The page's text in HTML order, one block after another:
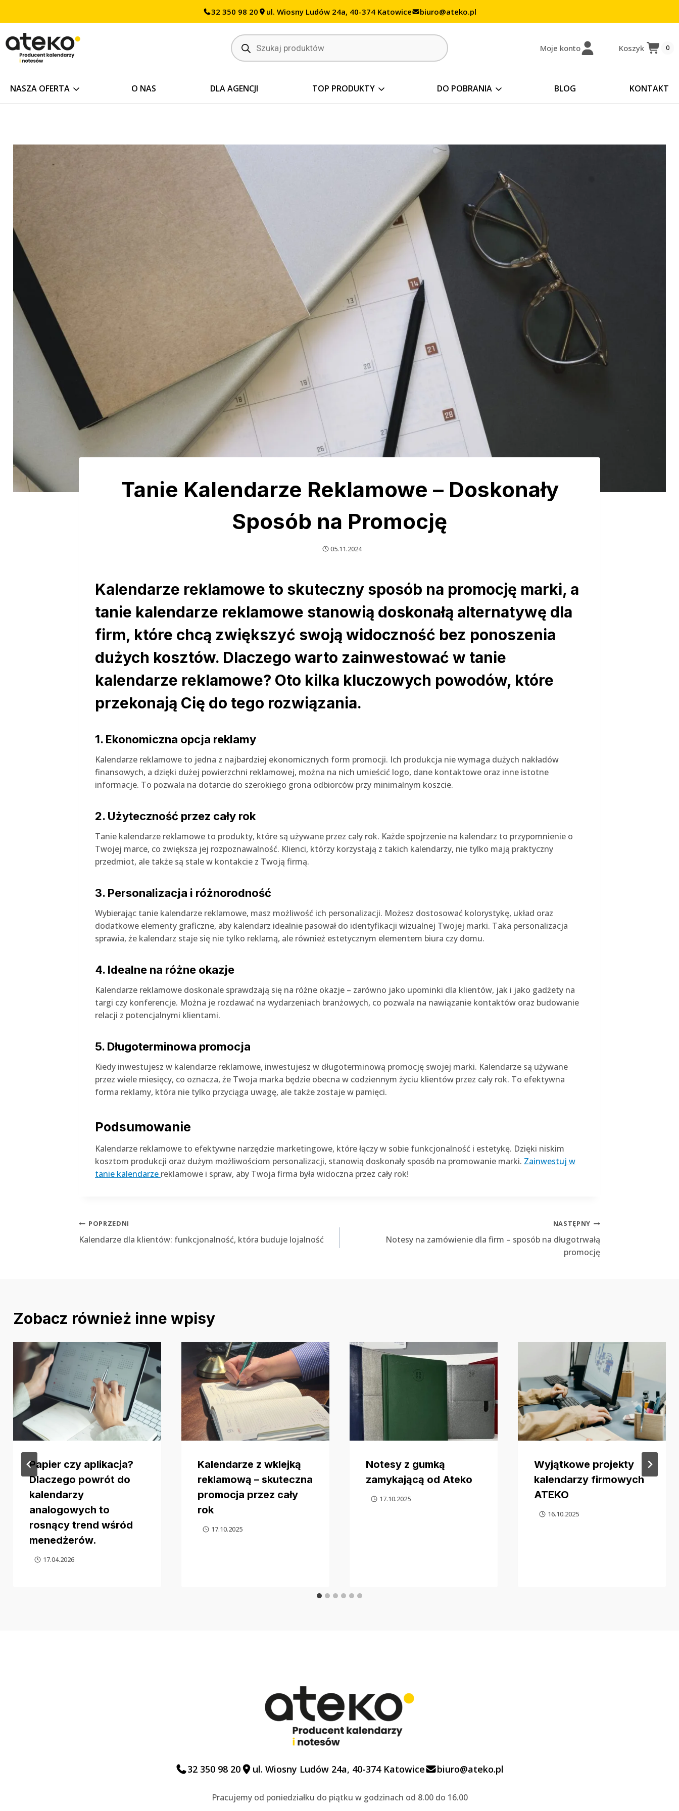
32 350 98 20 ul. Wiosny Ludów 24a, 40-374 Katowice biuro@ateko.pl
Wyszukiwarka
produktów Moje konto Koszyk 0
NASZA OFERTA O NAS DLA AGENCJI TOP PRODUKTY DO POBRANIA BLOG KONTAKT
Tanie Kalendarze Reklamowe – Doskonały
Sposób na Promocję
05.11.2024
Kalendarze reklamowe to skuteczny sposób na promocję marki, a
tanie kalendarze reklamowe stanowią doskonałą alternatywę dla
firm, które chcą zwiększyć swoją widoczność bez ponoszenia
dużych kosztów. Dlaczego warto zainwestować w tanie
kalendarze reklamowe? Oto kilka kluczowych powodów, które
przekonają Cię do tego rozwiązania.
1. Ekonomiczna opcja reklamy
Kalendarze reklamowe to jedna z najbardziej ekonomicznych form promocji. Ich produkcja nie wymaga dużych nakładów
finansowych, a dzięki dużej powierzchni reklamowej, można na nich umieścić logo, dane kontaktowe oraz inne istotne
informacje. To pozwala na dotarcie do szerokiego grona odbiorców przy minimalnym koszcie.
2. Użyteczność przez cały rok
Tanie kalendarze reklamowe to produkty, które są używane przez cały rok. Każde spojrzenie na kalendarz to przypomnienie o
Twojej marce, co zwiększa jej rozpoznawalność. Klienci, którzy korzystają z takich kalendarzy, nie tylko mają praktyczny
przedmiot, ale także są stale w kontakcie z Twoją firmą.
3. Personalizacja i różnorodność
Wybierając tanie kalendarze reklamowe, masz możliwość ich personalizacji. Możesz dostosować kolorystykę, układ oraz
dodatkowe elementy graficzne, aby kalendarz idealnie pasował do identyfikacji wizualnej Twojej marki. Taka personalizacja
sprawia, że kalendarz staje się nie tylko reklamą, ale również estetycznym elementem biura czy domu.
4. Idealne na różne okazje
Kalendarze reklamowe doskonale sprawdzają się na różne okazje – zarówno jako upominki dla klientów, jak i jako gadżety na
targi czy konferencje. Można je rozdawać na wydarzeniach branżowych, co pozwala na nawiązanie kontaktów oraz budowanie
relacji z potencjalnymi klientami.
5. Długoterminowa promocja
Kiedy inwestujesz w kalendarze reklamowe, inwestujesz w długoterminową promocję swojej marki. Kalendarze są używane
przez wiele miesięcy, co oznacza, że Twoja marka będzie obecna w codziennym życiu klientów przez cały rok. To efektywna
forma reklamy, która nie tylko przyciąga uwagę, ale także zostaje w pamięci.
Podsumowanie
Kalendarze reklamowe to efektywne narzędzie marketingowe, które łączy w sobie funkcjonalność i estetykę. Dzięki niskim
kosztom produkcji oraz dużym możliwościom personalizacji, stanowią doskonały sposób na promowanie marki. Zainwestuj w
tanie kalendarze reklamowe i spraw, aby Twoja firma była widoczna przez cały rok!
Nawigacja
POPRZEDNI
Kalendarze dla klientów: funkcjonalność, która buduje lojalność
NASTĘPNY
Notesy na zamówienie dla firm – sposób na długotrwałą
promocję
Zobacz również inne wpisy
Papier czy aplikacja?
Dlaczego powrót do
kalendarzy
analogowych to
rosnący trend wśród
menedżerów.
17.04.2026
Kalendarze z wklejką
reklamową – skuteczna
promocja przez cały
rok
17.10.2025
Notesy z gumką
zamykającą od Ateko
17.10.2025
Wyjątkowe projekty
kalendarzy firmowych
ATEKO
16.10.2025
32 350 98 20 ul. Wiosny Ludów 24a, 40-374 Katowice biuro@ateko.pl
Pracujemy od poniedziałku do piątku w godzinach od 8.00 do 16.00